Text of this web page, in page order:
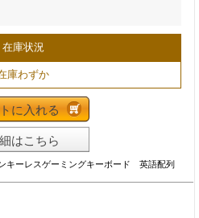
在庫状況
庫わずか
に入れる
はこちら
キーレスゲーミングキーボード 英語配列